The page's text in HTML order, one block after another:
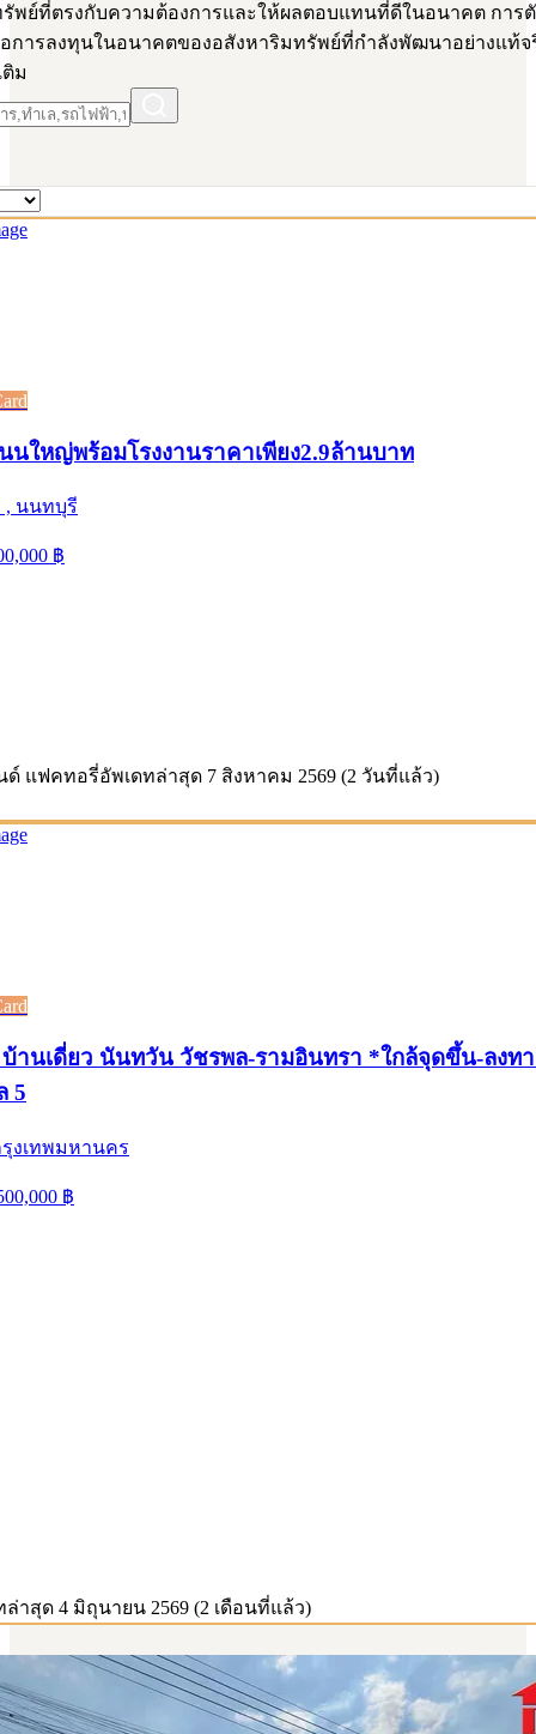
พย์ที่ตรงกับความต้องการและให้ผลตอบแทนที่ดีในอนาคต การ
การลงทุนในอนาคตของอสังหาริมทรัพย์ที่กำลังพัฒนาอย่างแท้จ
ติม
ใหญ่พร้อมโรงงานราคาเพียง2.9ล้านบาท
, นนทบุรี
฿
ด์ แฟคทอรี่อัพเดทล่าสุด 7 สิงหาคม 2569 (2 วันที่แล้ว)
านเดี่ยว นันทวัน วัชรพล-รามอินทรา *ใกล้จุดขึ้น-ลงท
5
รุงเทพมหานคร
฿
ล่าสุด 4 มิถุนายน 2569 (2 เดือนที่แล้ว)